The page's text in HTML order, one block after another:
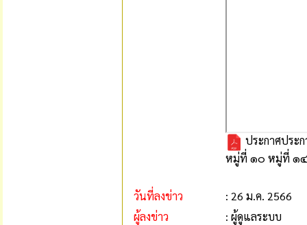
ประกาศประ
หมู่ที่ ๑๐ หมู่ที่ ๑๔
วันที่ลงข่าว
: 26 ม.ค. 2566
ผู้ลงข่าว
: ผู้ดูแลระบบ